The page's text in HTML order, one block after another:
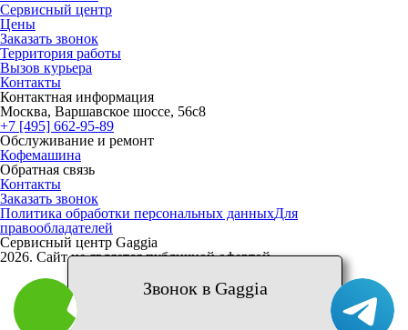
Сервисный центр
Цены
Заказать звонок
Территория работы
Вызов курьера
Контакты
Контактная информация
Москва, Варшавское шоссе, 56с8
+7 [495] 662-95-89
Обслуживание и ремонт
Кофемашина
Обратная связь
Контакты
Заказать звонок
Политика обработки персональных данныхДля
правообладателей
Сервисный центр Gaggia
2026. Сайт не является публичной офертой
Звонок в Gaggia